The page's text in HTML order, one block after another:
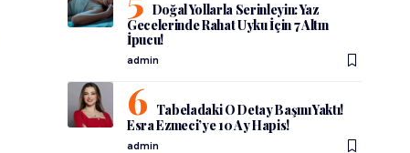
Doğal Yollarla Serinleyin: Yaz
Gecelerinde Rahat Uyku İçin 7 Altın
İpucu!
admin
Tabeladaki O Detay Başını Yaktı!
Esra Ezmeci’ye 10 Ay Hapis!
admin